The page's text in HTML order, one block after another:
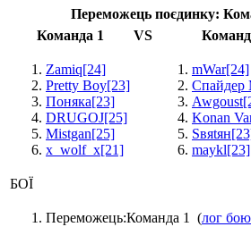
Переможець поєдинку:
Команда 1
VS
Zamiq[24]
Pretty Boy[23]
Поняка[23]
DRUGOJ[25]
Mistgan[25]
x_wolf_x[21]
mWar[24]
Спайдер
Awgoust
Konan
Sвяtян
maykl[23]
БОЇ
Переможець:Команда 1 (лог бою